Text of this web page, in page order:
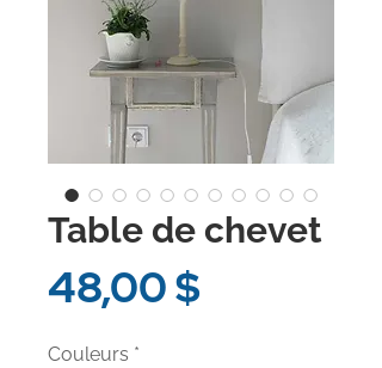
Table de chevet
48,00 $Prix
Couleurs *